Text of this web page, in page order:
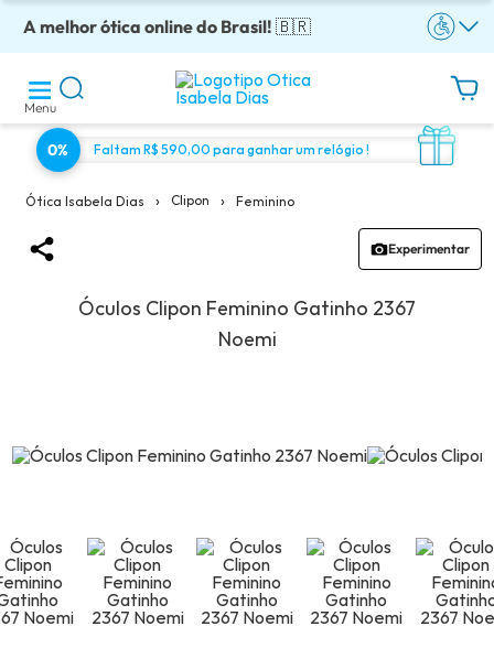
A melhor ótica online do Brasil!🇧🇷
Óculos completos armação + lentes a partir: R$199
Adquira em até 10x sem juros!
Enviamos para todo o Brasil!
Óculos de grau com preço justo!
Menu
0% Faltam R$ 590,00 para ganhar um relógio !
Ótica Isabela Dias › Clipon › Feminino
Experimentar
Óculos Clipon Feminino Gatinho 2367
Noemi